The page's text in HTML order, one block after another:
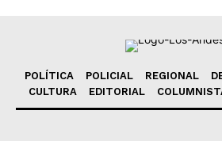
POLÍTICA POLICIAL REGIONAL
CULTURA
EDITORIAL